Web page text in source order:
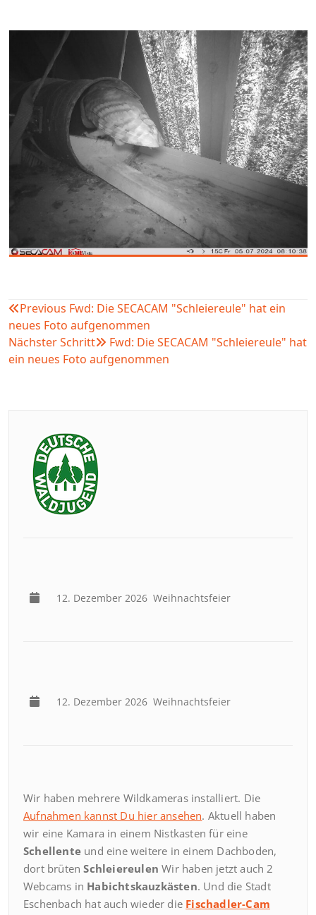
Beitragsnavigation
Previous Fwd: Die SECACAM "Schleiereule" hat ein
neues Foto aufgenommen
Nächster Schritt
Fwd: Die SECACAM "Schleiereule" hat
ein neues Foto aufgenommen
12. Dezember 2026 Weihnachtsfeier
12. Dezember 2026 Weihnachtsfeier
Wir haben mehrere Wildkameras installiert. Die
Aufnahmen kannst Du hier ansehen. Aktuell haben
wir eine Kamara in einem Nistkasten für eine
Schellente und eine weitere in einem Dachboden,
dort brütenSchleiereulen Wir haben jetzt auch 2
Webcams in Habichtskauzkästen. Und die Stadt
Eschenbach hat auch wieder die Fischadler-Cam